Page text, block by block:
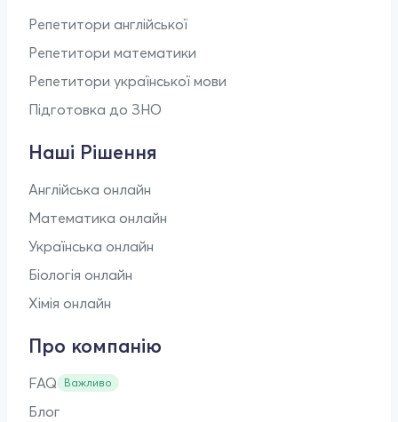
Репетитори англійської
Репетитори математики
Репетитори української мови
Підготовка до ЗНО
Наші Рішення
Англійська онлайн
Математика онлайн
Українська онлайн
Біологія онлайн
Хімія онлайн
Про компанію
FAQ Важливо
Блог